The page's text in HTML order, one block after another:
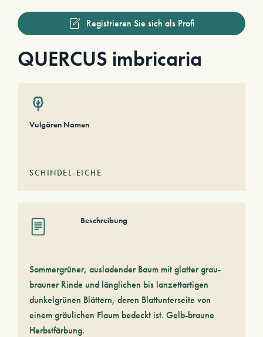
Registrieren Sie sich als Profi
QUERCUS imbricaria
Vulgären Namen
SCHINDEL-EICHE
Beschreibung
Sommergrüner, ausladender Baum mit glatter grau-
brauner Rinde und länglichen bis lanzettartigen
dunkelgrünen Blättern, deren Blattunterseite von
einem gräulichen Flaum bedeckt ist. Gelb-braune
Herbstfärbung.